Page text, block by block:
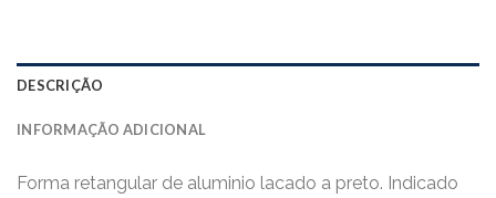
DESCRIÇÃO
INFORMAÇÃO ADICIONAL
Forma retangular de aluminio lacado a preto. Indicado